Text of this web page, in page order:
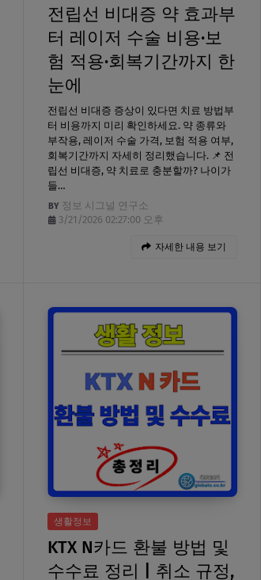
전립선 비대증 약 효과부
터 레이저 수술 비용·보
험 적용·회복기간까지 한
눈에
전립선 비대증 증상이 있다면 치료 방법부
터 비용까지 미리 확인하세요. 약 종류와
부작용, 레이저 수술 가격, 보험 적용 여부,
회복기간까지 자세히 정리했습니다. 📌 전
립선 비대증, 약 치료로 충분할까? 나이가
들…
정보 시그널 연구소
3/21/2026 02:27:00 오후
자세한 내용 보기
생활정보
KTX N카드 환불 방법 및
수수료 정리 | 취소 규정,